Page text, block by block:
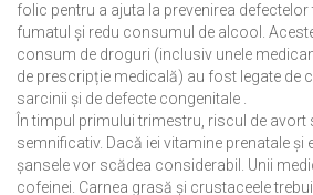
folic pentru a ajuta la prevenirea defectelor
fumatul și redu consumul de alcool.
consum de droguri (inclusiv unele
de prescripție medicală) au fost legate de
sarcinii și de defecte congenitale .
În timpul primului trimestru, riscul de avort
semnificativ. Dacă iei vitamine prenatale și
șansele vor scădea considerabil. Unii
cofeinei. Carnea grasă și crustaceele